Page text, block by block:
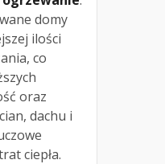
domy
ilości
co
oraz
dachu i
ciepła.